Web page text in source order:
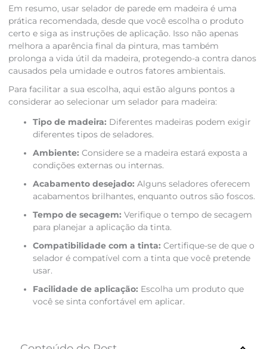
Em resumo, usar selador de parede em madeira é uma
prática recomendada, desde que você escolha o produto
certo e siga as instruções de aplicação. Isso não apenas
melhora a aparência final da pintura, mas também
prolonga a vida útil da madeira, protegendo-a contra danos
causados pela umidade e outros fatores ambientais.
Para facilitar a sua escolha, aqui estão alguns pontos a
considerar ao selecionar um selador para madeira:
Tipo de madeira: Diferentes madeiras podem exigir
diferentes tipos de seladores.
Ambiente: Considere se a madeira estará exposta a
condições externas ou internas.
Acabamento desejado: Alguns seladores oferecem
acabamentos brilhantes, enquanto outros são foscos.
Tempo de secagem: Verifique o tempo de secagem
para planejar a aplicação da tinta.
Compatibilidade com a tinta: Certifique-se de que o
selador é compatível com a tinta que você pretende
usar.
Facilidade de aplicação: Escolha um produto que
você se sinta confortável em aplicar.